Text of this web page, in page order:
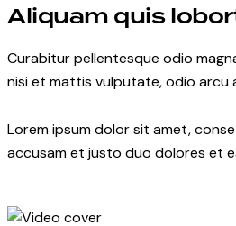
Aliquam quis
Curabitur pellentesque odio
nisi et mattis vulputate, odio arcu
Lorem ipsum dolor sit amet,
accusam et justo duo dolores et